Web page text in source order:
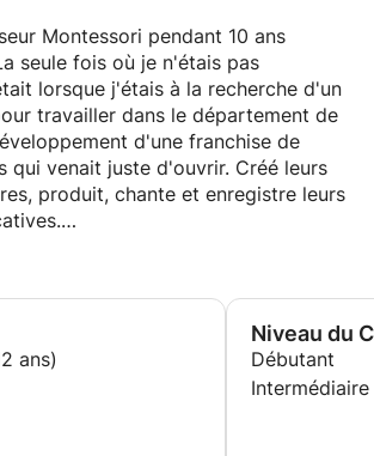
Montessori pendant 10 ans
seule fois où je n'étais pas
lorsque j'étais à la recherche d'un
travailler dans le département de
d'une franchise de
qui venait juste d'ouvrir. Créé leurs
produit, chante et enregistre leurs
enseignants. Ils avaient environ 20
dans toute l'Asie du Sud-Est. Aimé
Il m'a fait voyager dans de
charmantes - Singapour, la
ans)
Niveau du
Débutant
Intermédiaire